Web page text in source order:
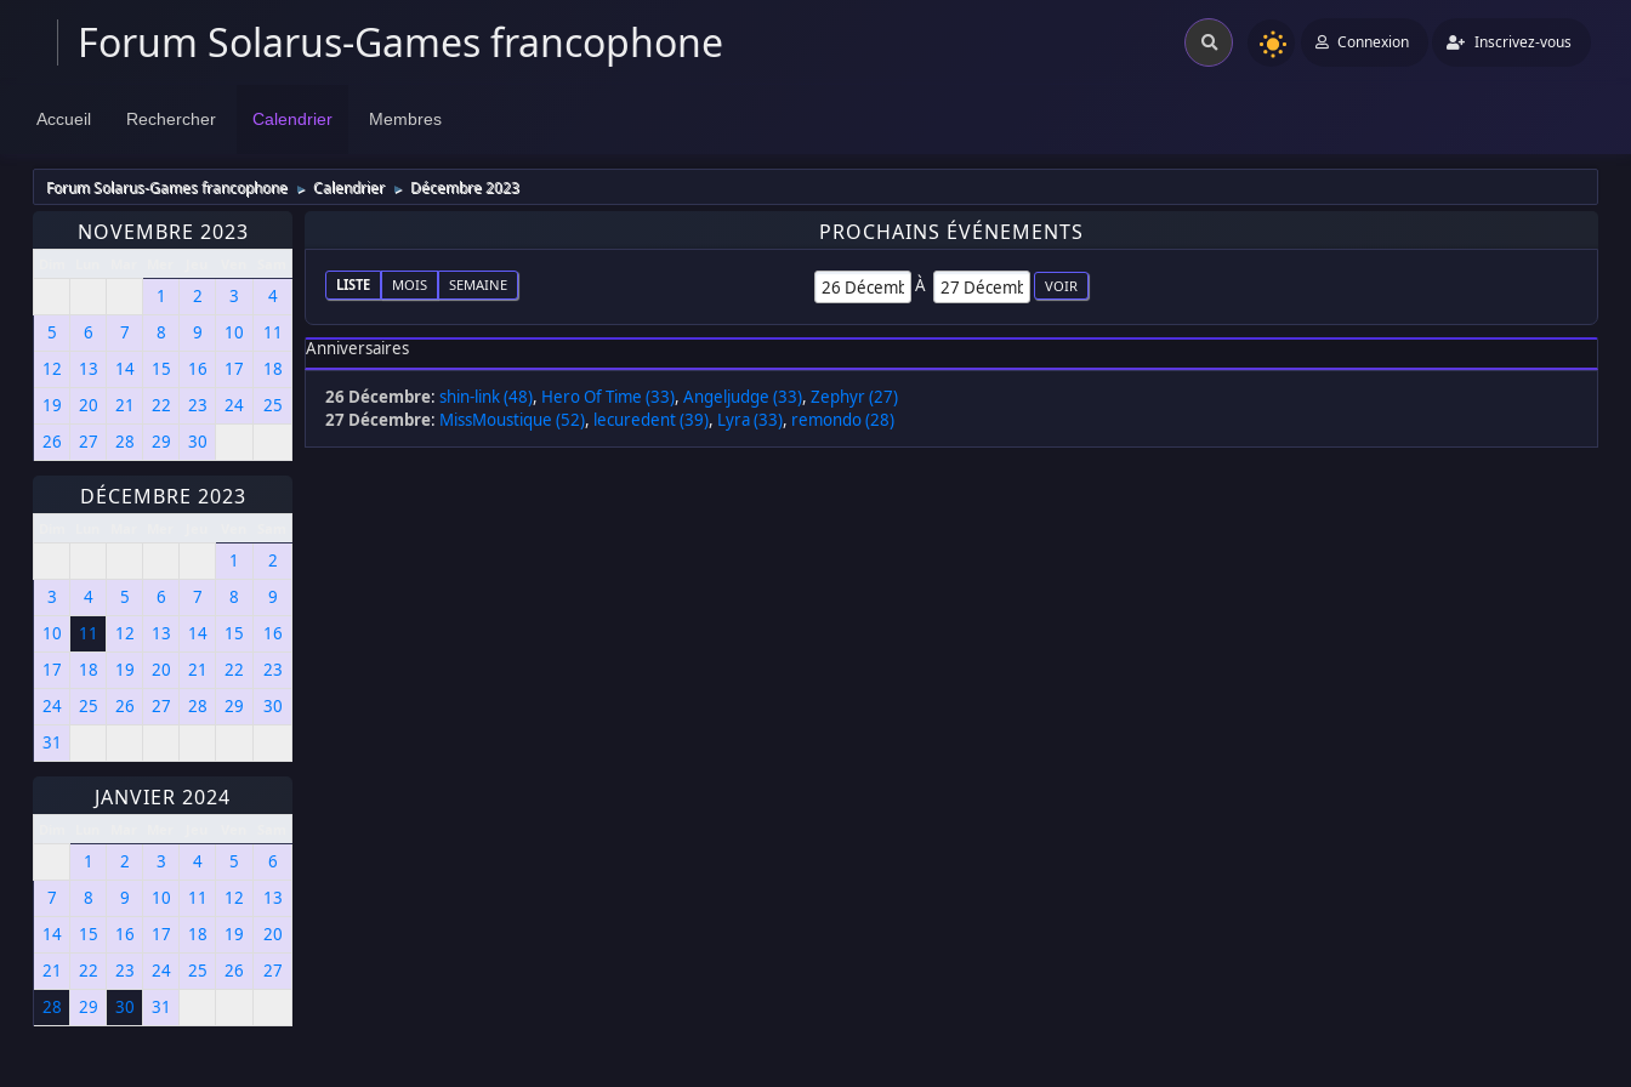
Forum Solarus-Games francophone Connexion Inscrivez-vous
Accueil Rechercher Calendrier Membres
Forum Solarus-Games francophone ► Calendrier ► Décembre 2023
NOVEMBRE 2023
1 2 3
4
5
6 7 8 9 10
11
12
13 14 15 16 17
18
19
20 21 22 23 24
25
26
27 28 29 30
DÉCEMBRE 2023
1
2
3
4 5 6 7 8
9
10
11 12 13 14 15
16
17
18 19 20 21 22
23
24
25 26 27 28 29
30
31
JANVIER 2024
1 2 3 4 5
6
7
8 9 10 11 12
13
14
15 16 17 18 19
20
21
22 23 24 25 26
27
28
29 30 31
PROCHAINS ÉVÉNEMENTS
LISTE MOIS SEMAINE À
Anniversaires
26 Décembre: shin-link (48), Hero Of Time (33), Angeljudge (33), Zephyr (27)
27 Décembre: MissMoustique (52), lecuredent (39), Lyra (33), remondo (28)